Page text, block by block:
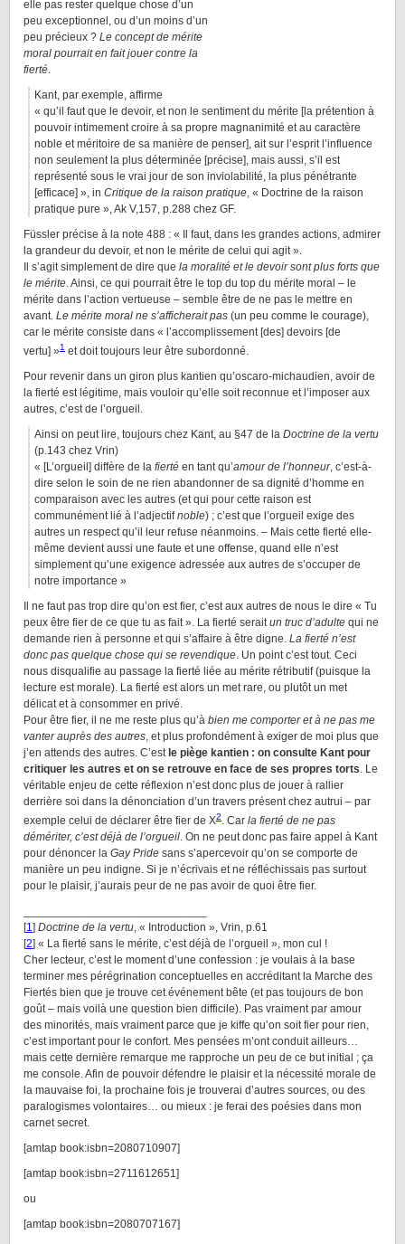
elle pas rester quelque chose d’un
peu exceptionnel, ou d’un moins d’un
peu précieux ? Le concept de mérite
moral pourrait en fait jouer contre la
fierté.
Kant, par exemple, affirme
« qu’il faut que le devoir, et non le sentiment du mérite [la prétention à
pouvoir intimement croire à sa propre magnanimité et au caractère
noble et méritoire de sa manière de penser], ait sur l’esprit l’influence
non seulement la plus déterminée [précise], mais aussi, s’il est
représenté sous le vrai jour de son inviolabilité, la plus pénétrante
[efficace] », in Critique de la raison pratique, « Doctrine de la raison
pratique pure », Ak V,157, p.288 chez GF.
Füssler précise à la note 488 : « Il faut, dans les grandes actions, admirer
la grandeur du devoir, et non le mérite de celui qui agit ».
Il s’agit simplement de dire que la moralité et le devoir sont plus forts que
le mérite. Ainsi, ce qui pourrait être le top du top du mérite moral – le
mérite dans l’action vertueuse – semble être de ne pas le mettre en
avant. Le mérite moral ne s’afficherait pas (un peu comme le courage),
car le mérite consiste dans « l’accomplissement [des] devoirs [de
vertu] »1 et doit toujours leur être subordonné.
Pour revenir dans un giron plus kantien qu’oscaro-michaudien, avoir de
la fierté est légitime, mais vouloir qu’elle soit reconnue et l’imposer aux
autres, c’est de l’orgueil.
Ainsi on peut lire, toujours chez Kant, au §47 de la Doctrine de la vertu
(p.143 chez Vrin)
« [L’orgueil] diffère de la fierté en tant qu’amour de l’honneur, c’est-à-
dire selon le soin de ne rien abandonner de sa dignité d’homme en
comparaison avec les autres (et qui pour cette raison est
communément lié à l’adjectifnoble) ; c’est que l’orgueil exige des
autres un respect qu’il leur refuse néanmoins. – Mais cette fierté elle-
même devient aussi une faute et une offense, quand elle n’est
simplement qu’une exigence adressée aux autres de s’occuper de
notre importance »
Il ne faut pas trop dire qu’on est fier, c’est aux autres de nous le dire « Tu
peux être fier de ce que tu as fait ». La fierté seraitun truc d’adulte qui ne
demande rien à personne et qui s’affaire à être digne. La fierté n’est
donc pas quelque chose qui se revendique. Un point c’est tout. Ceci
nous disqualifie au passage la fierté liée au mérite rétributif (puisque la
lecture est morale). La fierté est alors un met rare, ou plutôt un met
délicat et à consommer en privé.
Pour être fier, il ne me reste plus qu’à bien me comporter et à ne pas me
vanter auprès des autres, et plus profondément à exiger de moi plus que
j’en attends des autres. C’est le piège kantien : on consulte Kant pour
critiquer les autres et on se retrouve en face de ses propres torts. Le
véritable enjeu de cette réflexion n’est donc plus de jouer à rallier
derrière soi dans la dénonciation d’un travers présent chez autrui – par
exemple celui de déclarer être fier de X2. Car la fierté de ne pas
démériter, c’est déjà de l’orgueil. On ne peut donc pas faire appel à Kant
pour dénoncer la Gay Pride sans s’apercevoir qu’on se comporte de
manière un peu indigne. Si je n’écrivais et ne réfléchissais pas surtout
pour le plaisir, j’aurais peur de ne pas avoir de quoi être fier.
[1] Doctrine de la vertu, « Introduction », Vrin, p.61
[2] « La fierté sans le mérite, c’est déjà de l’orgueil », mon cul !
Cher lecteur, c’est le moment d’une confession : je voulais à la base
terminer mes pérégrination conceptuelles en accréditant la Marche des
Fiertés bien que je trouve cet événement bête (et pas toujours de bon
goût – mais voilà une question bien difficile). Pas vraiment par amour
des minorités, mais vraiment parce que je kiffe qu’on soit fier pour rien,
c’est important pour le confort. Mes pensées m’ont conduit ailleurs…
mais cette dernière remarque me rapproche un peu de ce but initial ; ça
me console. Afin de pouvoir défendre le plaisir et la nécessité morale de
la mauvaise foi, la prochaine fois je trouverai d’autres sources, ou des
paralogismes volontaires… ou mieux : je ferai des poésies dans mon
carnet secret.
[amtap book:isbn=2080710907]
[amtap book:isbn=2711612651]
ou
[amtap book:isbn=2080707167]